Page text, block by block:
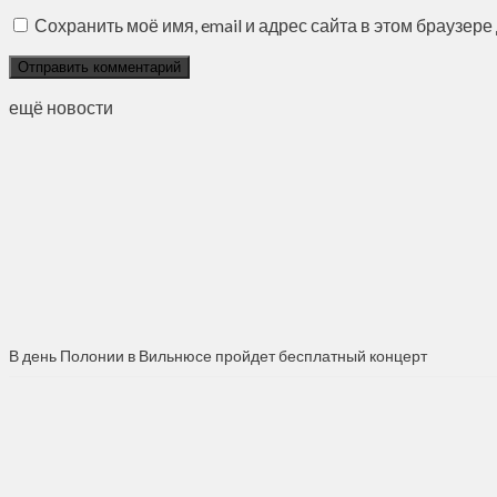
Сохранить моё имя, email и адрес сайта в этом
ещё новости
В день Полонии в Вильнюсе пройдет бесплатный концерт